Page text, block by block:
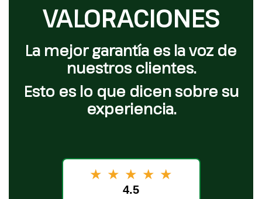
VALORACIONES
La mejor garantía es la voz de
nuestros clientes.
Esto es lo que dicen sobre su
experiencia.
★ ★ ★ ★ ★
4.5